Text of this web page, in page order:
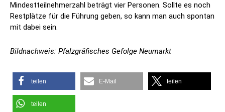
Mindestteilnehmerzahl beträgt vier Personen. Sollte es noch
Restplätze für die Führung geben, so kann man auch spontan
mit dabei sein.
Bildnachweis: Pfalzgräfisches Gefolge Neumarkt
teilen E-Mail teilen
teilen